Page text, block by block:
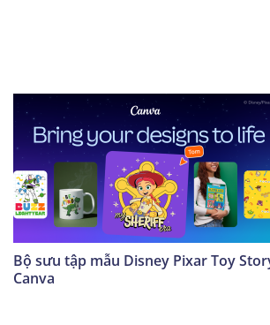
Bộ sưu tập mẫu Disney Pixar Toy
Canva